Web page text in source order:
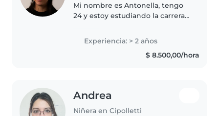
Mi nombre es Antonella, tengo
24 y estoy estudiando la carrera
cuidando niños y los ultimos dos
años trabajé en un salón
comunitario dando clases de..
Experiencia: > 2 años
$ 8.500,00/hora
Andrea
Niñera en Cipolletti